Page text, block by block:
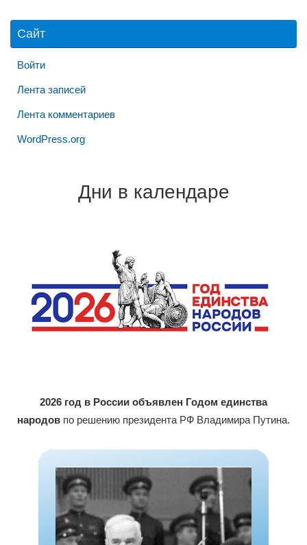
Сайт
Войти
Лента записей
Лента комментариев
WordPress.org
Дни в календаре
2026 год в России объявлен Годом единства
народов по решению президента РФ Владимира Путина.